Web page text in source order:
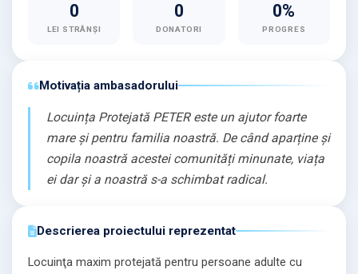
0
LEI STRÂNȘI
0
DONATORI
0%
PROGRES
Motivația ambasadorului
Locuința Protejată PETER este un ajutor foarte
mare și pentru familia noastră. De când aparține și
copila noastră acestei comunități minunate, viața
ei dar și a noastră s-a schimbat radical.
Descrierea proiectului reprezentat
Locuinţa maxim protejată pentru persoane adulte cu